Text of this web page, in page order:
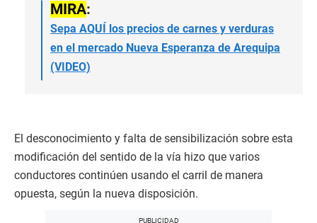
MIRA:
Sepa AQUÍ los precios de carnes y verduras
en el mercado Nueva Esperanza de Arequipa
(VIDEO)
El desconocimiento y falta de sensibilización sobre esta
modificación del sentido de la vía hizo que varios
conductores continúen usando el carril de manera
opuesta, según la nueva disposición.